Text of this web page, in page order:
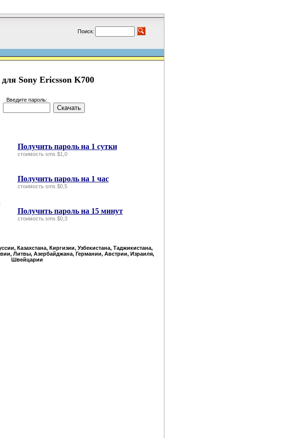
Поиск:
Sony Ericsson K700
Введите пароль:
Получить пароль на 1 сутки
стоимость sms $1,0
Получить пароль на 1 час
стоимость sms $0,5
Получить пароль на 15 минут
стоимость sms $0,3
Казахстана, Киргизии, Узбекистана, Таджикистана,
Литвы, Азербайджана, Германии, Австрии, Израиля,
Швейцарии